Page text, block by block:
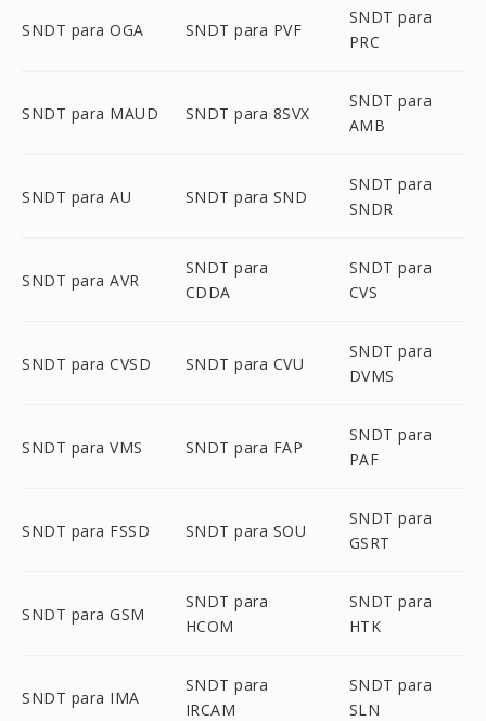
SNDT para OGA SNDT para PVF
SNDT para
PRC
SNDT para MAUD SNDT para 8SVX
SNDT para
AMB
SNDT para AU SNDT para SND
SNDT para
SNDR
SNDT para AVR
SNDT para
CDDA
SNDT para
CVS
SNDT para CVSD SNDT para CVU
SNDT para
DVMS
SNDT para VMS SNDT para FAP
SNDT para
PAF
SNDT para FSSD SNDT para SOU
SNDT para
GSRT
SNDT para GSM
SNDT para
HCOM
SNDT para
HTK
SNDT para IMA
SNDT para
IRCAM
SNDT para
SLN